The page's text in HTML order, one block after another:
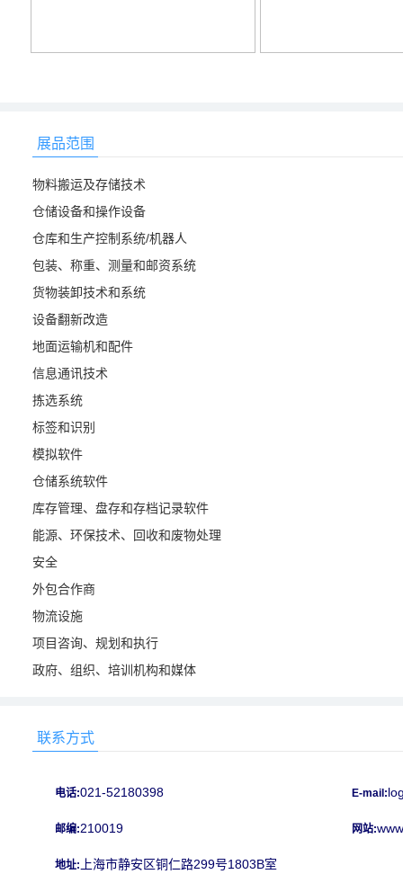
展品范围
物料搬运及存储技术
仓储设备和操作设备
仓库和生产控制系统/机器人
包装、称重、测量和邮资系统
货物装卸技术和系统
设备翻新改造
地面运输机和配件
信息通讯技术
拣选系统
标签和识别
模拟软件
仓储系统软件
库存管理、盘存和存档记录软件
能源、环保技术、回收和废物处理
安全
外包合作商
物流设施
项目咨询、规划和执行
政府、组织、培训机构和媒体
联系方式
电话:021-52180398 E-mail:
邮编:210019 网站:
地址: 上海市静安区铜仁路299号1803B室